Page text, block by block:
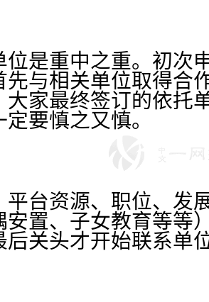
是重中之重。初次
与相关单位取得合作
家最终签订的依托单
要慎之又慎。
台资源、职位、发
置、子女教育等等
关头才开始联系单